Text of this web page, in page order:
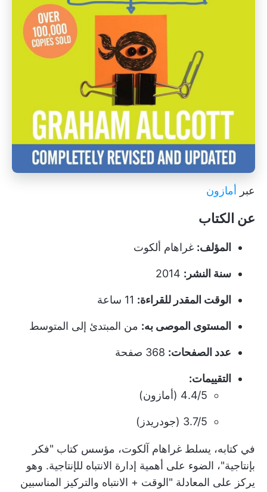
عبر أمازون
عن الكتاب
المؤلف: غراهام ألكوت
سنة النشر:
الوقت المقدر للقراءة:
المستوى الموصى به: من المبتدئ إلى المتوسط
عدد الصفحات:
التقييمات:
4.4/5 (أمازون)
3.7/5 (جودريدز)
في كتابه، يسلط غراهام آلكوت، مؤسس كتاب "فكر
بإنتاجية"، الضوء على أهمية إدارة الانتباه للإنتاجية. وهو
يركز على المعادلة "الوقت + الانتباه والتركيز المناسبين